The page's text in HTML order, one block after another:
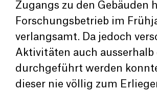
Zugangs zu den Gebäuden
Forschungsbetrieb im
verlangsamt. Da jedoch
Aktivitäten auch ausserhalb
durchgeführt werden
dieser nie völlig zum